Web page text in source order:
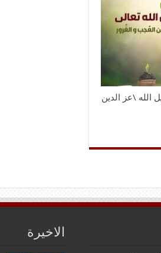
الله \عز الدين
الاخيرة